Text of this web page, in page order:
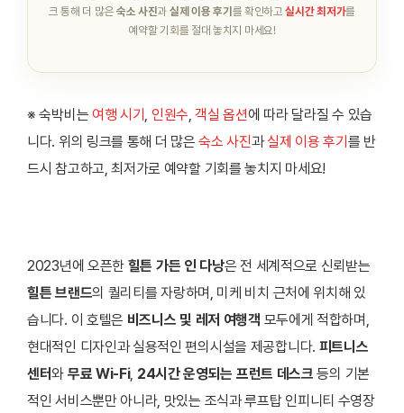
크 통해 더 많은 숙소 사진과 실제 이용 후기를 확인하고실시간 최저가를
예약할 기회를 절대 놓치지 마세요!
※ 숙박비는 여행 시기 , 인원수, 객실 옵션에 따라 달라질 수 있습
니다. 위의 링크를 통해 더 많은 숙소 사진과실제 이용 후기 를 반
드시 참고하고, 최저가로 예약할 기회를 놓치지 마세요!
2023년에 오픈한 힐튼 가든 인 다낭은 전 세계적으로 신뢰받는
힐튼 브랜드의 퀄리티를 자랑하며, 미케 비치 근처에 위치해 있
습니다. 이 호텔은 비즈니스 및 레저 여행객 모두에게 적합하며,
현대적인 디자인과 실용적인 편의시설을 제공합니다. 피트니스
센터와 무료 Wi-Fi, 24시간 운영되는 프런트 데스크 등의 기본
적인 서비스뿐만 아니라, 맛있는 조식과 루프탑 인피니티 수영장